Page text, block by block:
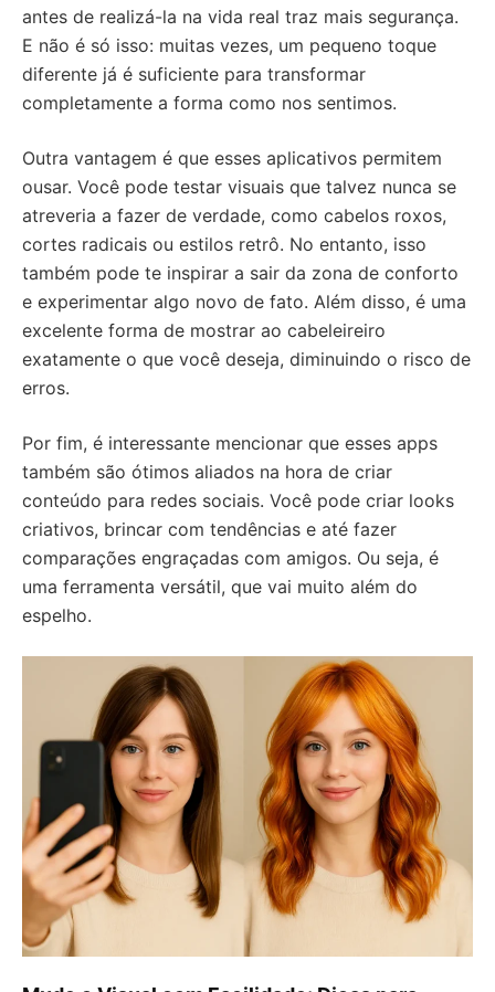
antes de realizá-la na vida real traz mais segurança.
E não é só isso: muitas vezes, um pequeno toque
diferente já é suficiente para transformar
completamente a forma como nos sentimos.
Outra vantagem é que esses aplicativos permitem
ousar. Você pode testar visuais que talvez nunca se
atreveria a fazer de verdade, como cabelos roxos,
cortes radicais ou estilos retrô. No entanto, isso
também pode te inspirar a sair da zona de conforto
e experimentar algo novo de fato. Além disso, é uma
excelente forma de mostrar ao cabeleireiro
exatamente o que você deseja, diminuindo o risco de
erros.
Por fim, é interessante mencionar que esses apps
também são ótimos aliados na hora de criar
conteúdo para redes sociais. Você pode criar looks
criativos, brincar com tendências e até fazer
comparações engraçadas com amigos. Ou seja, é
uma ferramenta versátil, que vai muito além do
espelho.